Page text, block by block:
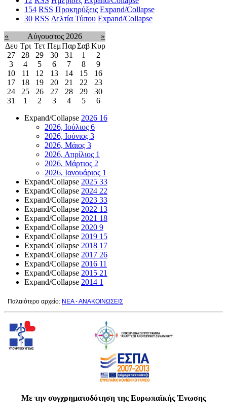
154 RSS Προκηρύξεις Expand/Collapse
30 RSS Δελτία Τύπου Expand/Collapse
« Αύγουστος 2026
»
Δευ Τρι Τετ ΠεμΠαρΣαβΚυρ
27
28 29 30 31 1
2
3
4 5 6 7 8
9
10
11 12 13 14 15
16
17
18 19 20 21 22
23
24
25 26 27 28 29
30
31
1 2 3 4 5
6
Expand/Collapse 2026 16
2026, Ιούλιος 6
2026, Ιούνιος 3
2026, Μάιος 3
2026, Απρίλιος 1
2026, Μάρτιος 2
2026, Ιανουάριος 1
Expand/Collapse 2025 33
Expand/Collapse 2024 22
Expand/Collapse 2023 33
Expand/Collapse 2022 13
Expand/Collapse 2021 18
Expand/Collapse 2020 9
Expand/Collapse 2019 15
Expand/Collapse 2018 17
Expand/Collapse 2017 26
Expand/Collapse 2016 11
Expand/Collapse 2015 21
Expand/Collapse 2014 1
Παλαιότερο αρχείο: ΝΕΑ - ΑΝΑΚΟΙΝΩΣΕΙΣ
Με την συγχρηματοδότηση της Ευρωπαϊκής Ένωσης